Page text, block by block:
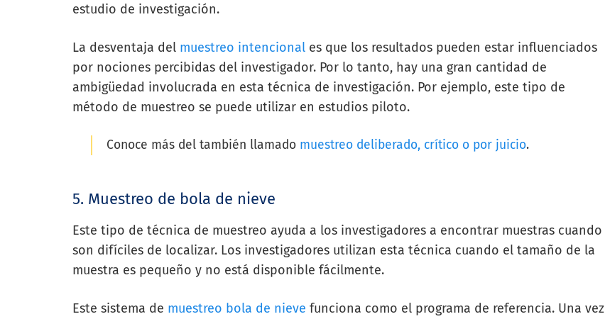
estudio de investigación.
La desventaja del muestreo intencional es que los resultados pueden estar influenciados
por nociones percibidas del investigador. Por lo tanto, hay una gran cantidad de
ambigüedad involucrada en esta técnica de investigación. Por ejemplo, este tipo de
método de muestreo se puede utilizar en estudios piloto.
Conoce más del también llamado muestreo deliberado, crítico o por juicio.
5. Muestreo de bola de nieve
Este tipo de técnica de muestreo ayuda a los investigadores a encontrar muestras cuando
son difíciles de localizar. Los investigadores utilizan esta técnica cuando el tamaño de la
muestra es pequeño y no está disponible fácilmente.
Este sistema de muestreo bola de nieve funciona como el programa de referencia. Una vez